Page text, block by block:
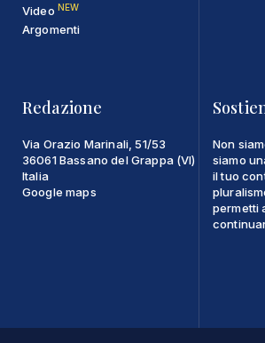
Video NEW
Argomenti
Redazione
Via Orazio Marinali, 51/53
36061 Bassano del Grappa (VI)
Italia
Google maps
Non
siamo
il tuo
permetti